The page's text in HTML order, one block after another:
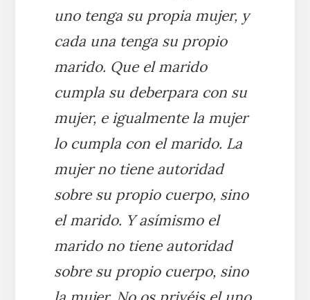
uno tenga su propia mujer, y
cada una tenga su propio
marido. Que el marido
cumpla su deberpara con su
mujer, e igualmente la mujer
lo cumpla con el marido. La
mujer no tiene autoridad
sobre su propio cuerpo, sino
el marido. Y asímismo el
marido no tiene autoridad
sobre su propio cuerpo, sino